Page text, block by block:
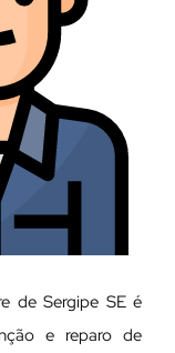
de Sergipe SE é
e reparo de